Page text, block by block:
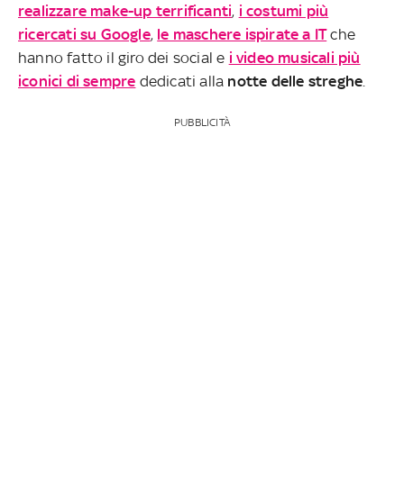
realizzare make-up terrificanti, i costumi più
ricercati su Google, le maschere ispirate a ITche
hanno fatto il giro dei social e i video musicali più
iconici di sempre dedicati alla notte delle streghe
PUBBLICITÀ